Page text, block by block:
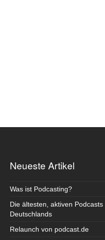
Neueste Artikel
Was ist Podcasting?
Die ältesten, aktiven Podcasts
Deutschlands
Relaunch von podcast.de